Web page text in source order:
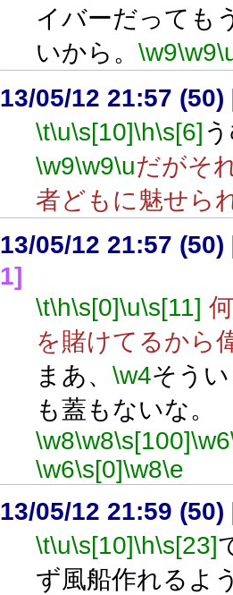
イバーだっても
いから。 \w9\w9
13/05/12 21:57 (50)
\t\u\s[10]\h\s[6]
\w9\w9\uだがそ
者どもに魅せら
13/05/12 21:57 (50)
1]
\t\h\s[0]\u\s[11]
を賭けてるから
まあ、 \w4そう
も蓋もないな。
\w8\w8\s[100]\w6
\w6\s[0]\w8\e
13/05/12 21:59 (50)
\t\u\s[10]\h\s[23]
ず風船作れるよ